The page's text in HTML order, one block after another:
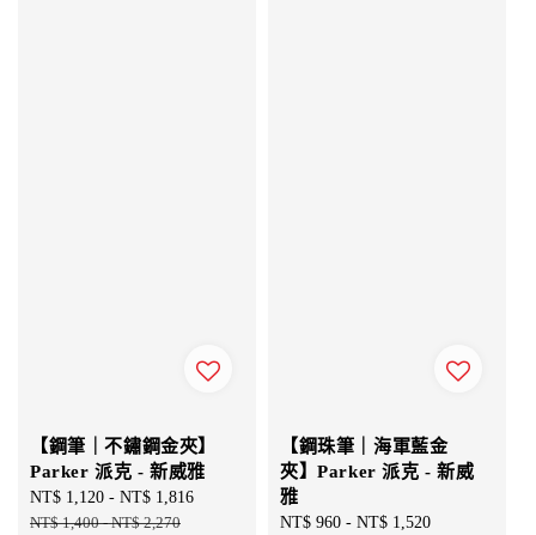
【鋼筆｜不鏽鋼金夾】
Parker 派克 - 新威雅
Sale
price
NT$ 1,120 - NT$ 1,816
NT$ 1,400-NT$ 2,270
【鋼珠筆｜海軍藍金
夾】Parker 派克 - 新威
雅
Sale
NT$ 960 - NT$ 1,520